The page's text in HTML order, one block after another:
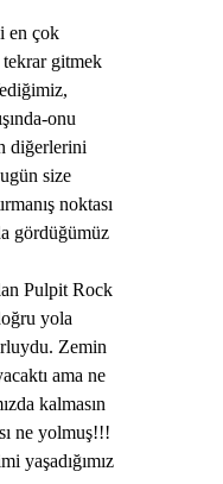
en çok
gitmek
onu
diğerlerini
size
noktası
gördüğümüz
Pulpit Rock
yola
Zemin
ama ne
kalmasın
ne yolmuş!!!
yaşadığımız